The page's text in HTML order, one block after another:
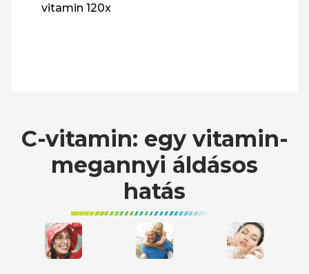
vitamin 120x
C-vitamin: egy vitamin-
megannyi áldásos
hatás